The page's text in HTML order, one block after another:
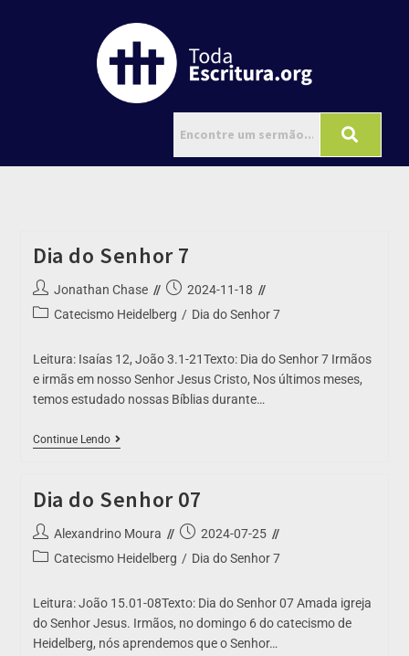
Dia do Senhor 7
Jonathan Chase
2024-11-18
Catecismo Heidelberg / Dia do Senhor 7
Leitura: Isaías 12, João 3.1-21Texto: Dia do Senhor 7 Irmãos
e irmãs em nosso Senhor Jesus Cristo, Nos últimos meses,
temos estudado nossas Bíblias durante…
Continue Lendo
Dia do Senhor 07
Alexandrino Moura
2024-07-25
Catecismo Heidelberg / Dia do Senhor 7
Leitura: João 15.01-08Texto: Dia do Senhor 07 Amada igreja
do Senhor Jesus. Irmãos, no domingo 6 do catecismo de
Heidelberg, nós aprendemos que o Senhor…